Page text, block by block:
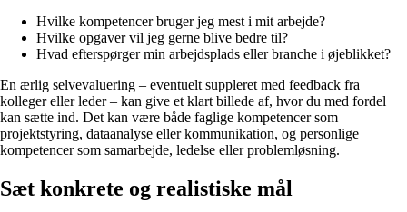
Hvilke kompetencer bruger jeg mest i mit arbejde?
Hvilke opgaver vil jeg gerne blive bedre til?
Hvad efterspørger min arbejdsplads eller branche i øjeblikket?
En ærlig selvevaluering – eventuelt suppleret med feedback fra
kolleger eller leder – kan give et klart billede af, hvor du med fordel
kan sætte ind. Det kan være både faglige kompetencer som
projektstyring, dataanalyse eller kommunikation, og personlige
kompetencer som samarbejde, ledelse eller problemløsning.
Sæt konkrete og realistiske mål